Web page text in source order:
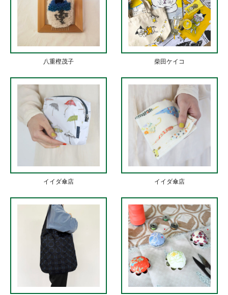
八重樫茂子 柴田ケイコ
イイダ傘店 イイダ傘店